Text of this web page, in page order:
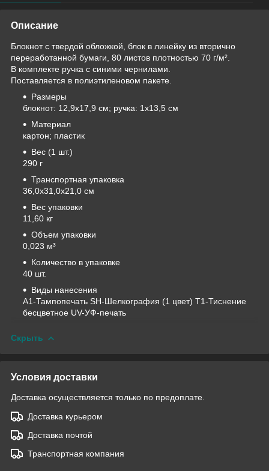
Описание
Блокнот с твердой обложкой, блок в линейку из вторично
переработанной бумаги, 80 листов плотностью 70 г/м².
В комплекте ручка с синими чернилами.
Поставляется в полиэтиленовом пакете.
Размеры
блокнот: 12,9х17,9 см; ручка: 1х13,5 см
Материал
картон; пластик
Вес (1 шт.)
290 г
Транспортная упаковка
36,0x31,0x21,0 см
Вес упаковки
11,60 кг
Объем упаковки
0,023 м³
Количество в упаковке
40 шт.
Виды нанесения
A1-Тампопечать SH-Шелкография (1 цвет) T1-Тиснение
бесцветное UV-УФ-печать
Скрыть
Условия доставки
Доставка осуществляется только по предоплате.
Доставка курьером
Доставка почтой
Транспортная компания